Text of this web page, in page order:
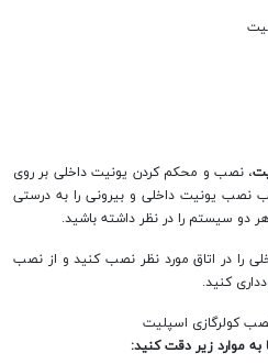
، نصب و محکم کردن یونیت داخلی بر روی
یونیت داخلی و بیرونی را به درستی
دو سیستم را در نظر داشته باشید.
را در اتاق مورد نظر نصب کنید و از نصب
کنید.
موارد زیر دقت کنید: